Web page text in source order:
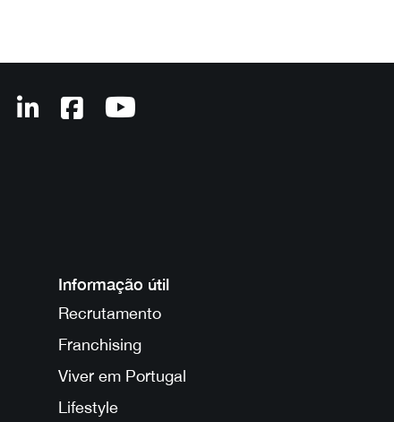
Informação útil
Recrutamento
Franchising
Viver em Portugal
Lifestyle